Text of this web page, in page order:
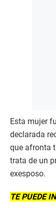
Esta mujer
declarada
que afronta
trata de un
exesposo.
TE PUEDE